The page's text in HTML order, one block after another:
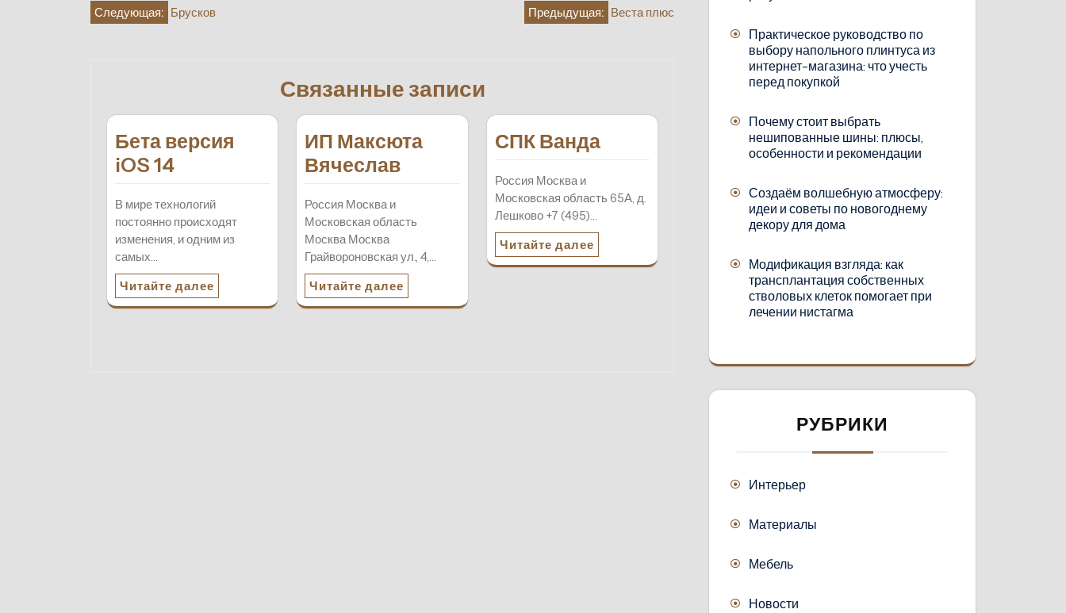
Навигация
Предыдущая: Веста плюс
Следующая: Брусков
Связанные записи
Бета версия
iOS 14
В мире технологий
постоянно происходят
изменения, и одним из
самых…
Читайте далее
ИП Максюта
Вячеслав
Россия Москва и
Московская область
Москва Москва
Грайвороновская ул., 4,…
Читайте далее
СПК Ванда
Россия Москва и
Московская область 65А, д.
Лешково +7 (495)…
Читайте далее
Практическое руководство по
выбору напольного плинтуса из
интернет-магазина: что учесть
перед покупкой
Почему стоит выбрать
нешипованные шины: плюсы,
особенности и рекомендации
Создаём волшебную атмосферу:
идеи и советы по новогоднему
декору для дома
Модификация взгляда: как
трансплантация собственных
стволовых клеток помогает при
лечении нистагма
РУБРИКИ
Интерьер
Материалы
Мебель
Новости